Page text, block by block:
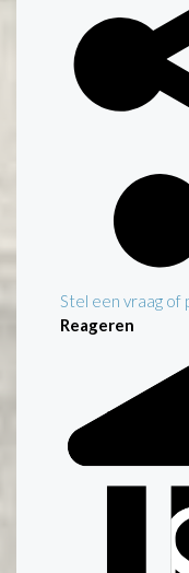
Stel een vraag of
Reageren